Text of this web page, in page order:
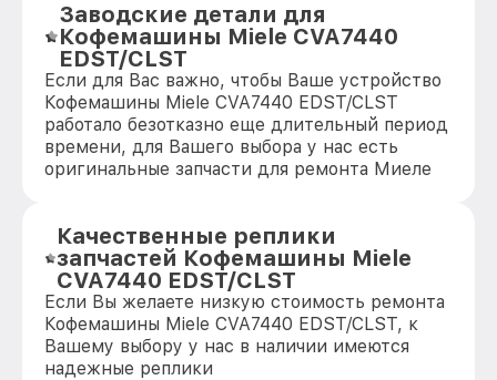
Заводские детали для
Кофемашины Miele CVA7440
EDST/CLST
Если для Вас важно, чтобы Ваше устройство
Кофемашины Miele CVA7440 EDST/CLST
работало безотказно еще длительный период
времени, для Вашего выбора у нас есть
оригинальные запчасти для ремонта Миеле
Качественные реплики
запчастей Кофемашины Miele
CVA7440 EDST/CLST
Если Вы желаете низкую стоимость ремонта
Кофемашины Miele CVA7440 EDST/CLST, к
Вашему выбору у нас в наличии имеются
надежные реплики